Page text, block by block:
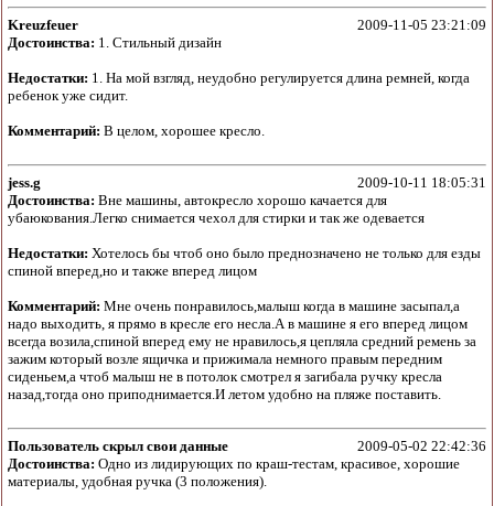
Kreuzfeuer
2009-11-05 23:21:09
Достоинства: 1. Стильный дизайн
Недостатки: 1. На мой взгляд, неудобно регулируется длина ремней, когда
ребенок уже сидит.
Комментарий: В целом, хорошее кресло.
jess.g
2009-10-11 18:05:31
Достоинства: Вне машины, автокресло хорошо качается для
убаюкования.Легко снимается чехол для стирки и так же одевается
Недостатки: Хотелось бы чтоб оно было преднозначено не только для езды
спиной вперед,но и также вперед лицом
Комментарий: Мне очень понравилось,малыш когда в машине засыпал,а
надо выходить, я прямо в кресле его несла.А в машине я его вперед лицом
всегда возила,спиной вперед ему не нравилось,я цепляла средний ремень за
зажим который возле ящичка и прижимала немного правым передним
сиденьем,а чтоб малыш не в потолок смотрел я загибала ручку кресла
назад,тогда оно приподнимается.И летом удобно на пляже поставить.
Пользователь скрыл свои данные
2009-05-02 22:42:36
Достоинства: Одно из лидирующих по краш-тестам, красивое, хорошие
материалы, удобная ручка (3 положения).